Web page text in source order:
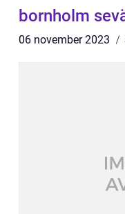
bornholm
06 november 2023